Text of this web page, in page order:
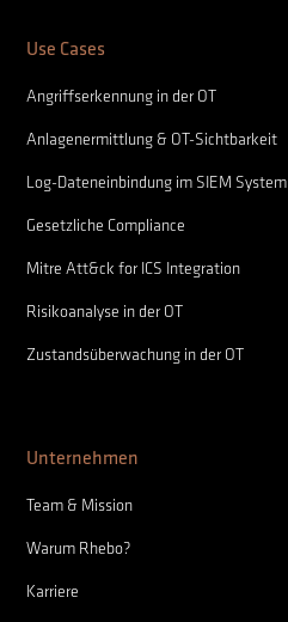
Use Cases
Angriffserkennung in der OT
Anlagenermittlung & OT-Sichtbarkeit
Log-Dateneinbindung im SIEM System
Gesetzliche Compliance
Mitre Att&ck for ICS Integration
Risikoanalyse in der OT
Zustandsüberwachung in der OT
Unternehmen
Team & Mission
Warum Rhebo?
Karriere